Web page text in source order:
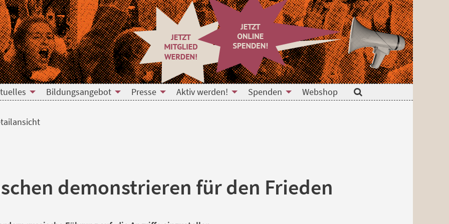
Bildungsangebot Presse Aktiv werden! Spenden Webshop
demonstrieren für den Frieden